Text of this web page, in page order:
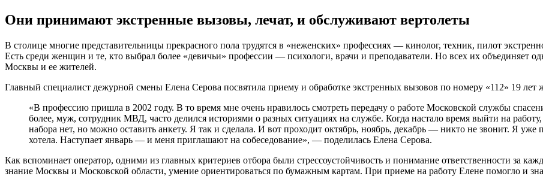
Они принимают экстренные вызовы, лечат, и обслуживают вертолеты
В столице многие представительницы прекрасного пола трудятся в «неженских» профессиях — кинолог, техник, пилот
Есть среди женщин и те, кто выбрал более «девичьи» профессии — психологи, врачи и преподаватели. Но всех их объединяет
Москвы и ее жителей.
Главный специалист дежурной смены Елена Серова посвятила приему и обработке экстренных вызовов по номеру «112» 19 лет
«В профессию пришла в 2002 году. В то время мне очень нравилось смотреть передачу о работе Московской службы
более, муж, сотрудник МВД, часто делился историями о разных ситуациях на службе. Когда настало время выйти на
набора нет, но можно оставить анкету. Я так и сделала. И вот проходит октябрь, ноябрь, декабрь — никто не звонит. Я уже
хотела. Наступает январь — и меня приглашают на собеседование», — поделилась Елена Серова.
Как вспоминает оператор, одними из главных критериев отбора были стрессоустойчивость и понимание ответственности за
знание Москвы и Московской области, умение ориентироваться по бумажным картам. При приеме на работу Елене помогло и